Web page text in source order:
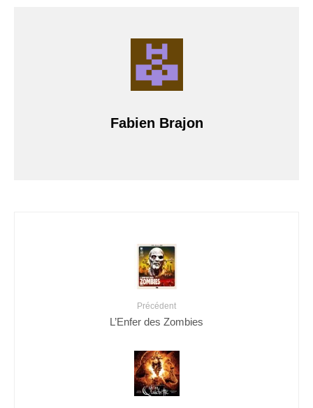
Fabien Brajon
Précédent
L’Enfer des Zombies